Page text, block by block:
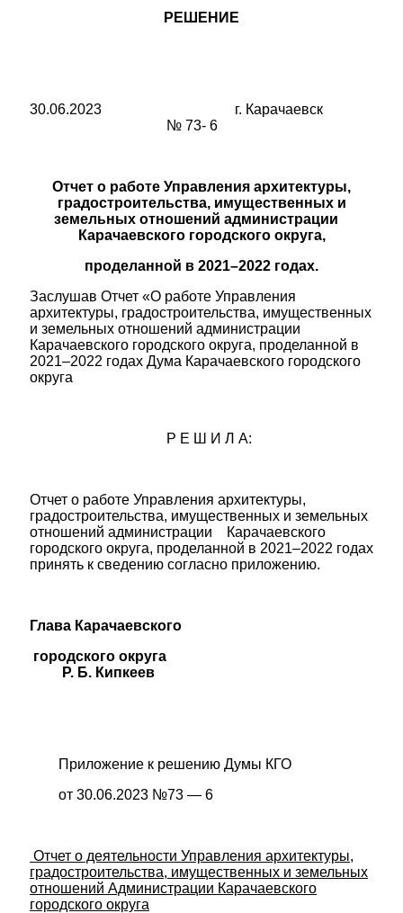
РЕШЕНИЕ
30.06.2023 г. Карачаевск
№ 73- 6
Отчет о работе Управления архитектуры,
градостроительства, имущественных и
земельных отношений администрации
Карачаевского городского округа,
проделанной в 2021–2022 годах.
Заслушав Отчет «О работе Управления
архитектуры, градостроительства, имущественных
и земельных отношений администрации
Карачаевского городского округа, проделанной в
2021–2022 годах Дума Карачаевского городского
округа
Р Е Ш И Л А:
Отчет о работе Управления архитектуры,
градостроительства, имущественных и земельных
отношений администрации Карачаевского
городского округа, проделанной в 2021–2022 годах
принять к сведению согласно приложению.
Глава Карачаевского
городского округа
Р. Б. Кипкеев
Приложение к решению Думы КГО
от 30.06.2023 №73 — 6
Отчет о деятельности Управления архитектуры,
градостроительства, имущественных и земельных
отношений Администрации Карачаевского
городского округа